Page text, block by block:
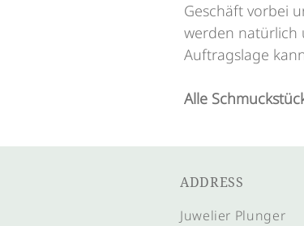
Geschäft vorbei
werden natürlich
Auftragslage
Alle
ADDRESS
Juwelier Plunger